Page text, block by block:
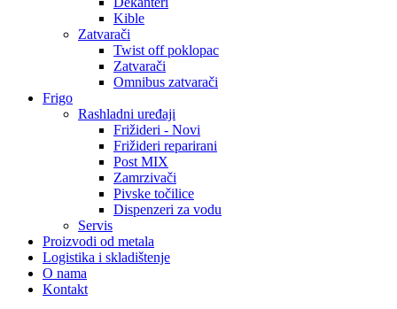
Kible
Zatvarači
Twist off poklopac
Zatvarači
Omnibus zatvarači
Frigo
Rashladni uređaji
Frižideri - Novi
Frižideri reparirani
Post MIX
Zamrzivači
Pivske točilice
Dispenzeri za vodu
Servis
Proizvodi od metala
Logistika i skladištenje
O nama
Kontakt